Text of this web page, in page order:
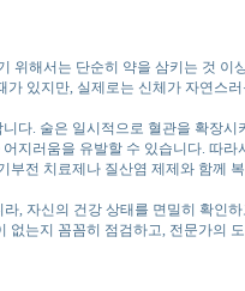
위해서는 단순히 약을 삼키는 것
가 있지만, 실제로는 신체가 자연스
다. 술은 일시적으로 혈관을 확장
지러움을 유발할 수 있습니다. 따
부전 치료제나 질산염 제제와 함께
, 자신의 건강 상태를 면밀히 확인
없는지 꼼꼼히 점검하고, 전문가의